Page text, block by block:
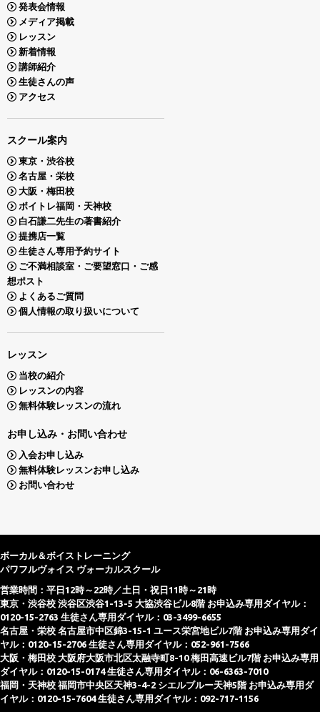
発表会情報
メディア掲載
レッスン
新着情報
講師紹介
生徒さんの声
アクセス
スクール案内
東京・渋谷校
名古屋・栄校
大阪・梅田校
ボイトレ福岡・天神校
白石謙二先生の著書紹介
提携店一覧
生徒さん専用予約サイト
ご不満相談室・ご要望窓口・ご感
想ポスト
よくあるご質問
個人情報の取り扱いについて
レッスン
当校の紹介
レッスンの内容
無料体験レッスンの流れ
お申し込み・お問い合わせ
入会お申し込み
無料体験レッスンお申し込み
お問い合わせ
ボーカル＆ボイストレーニング
パワフルヴォイス ヴォーカルスクール
営業時間：平日12時～22時／土日・祝日11時～21時
東京・渋谷校 渋谷区渋谷1-13-5 大協渋谷ビル8階 お申込み専用ダイヤル：
0120-15-2763 生徒さん専用ダイヤル：03-3499-6655
名古屋・栄校 名古屋市中区錦3-15-1 ユース栄宮地ビル7階 お申込み専用ダイ
ヤル：0120-15-2706 生徒さん専用ダイヤル：052-961-7566
大阪・梅田校 大阪府大阪市北区太融寺町8-10 梅田高速ビル7階 お申込み専用
ダイヤル：0120-15-0174 生徒さん専用ダイヤル：06-6363-7010
福岡・天神校 福岡市中央区天神3-4-2 シエルブルー天神5階 お申込み専用ダ
イヤル：0120-15-7604 生徒さん専用ダイヤル：092-717-1156